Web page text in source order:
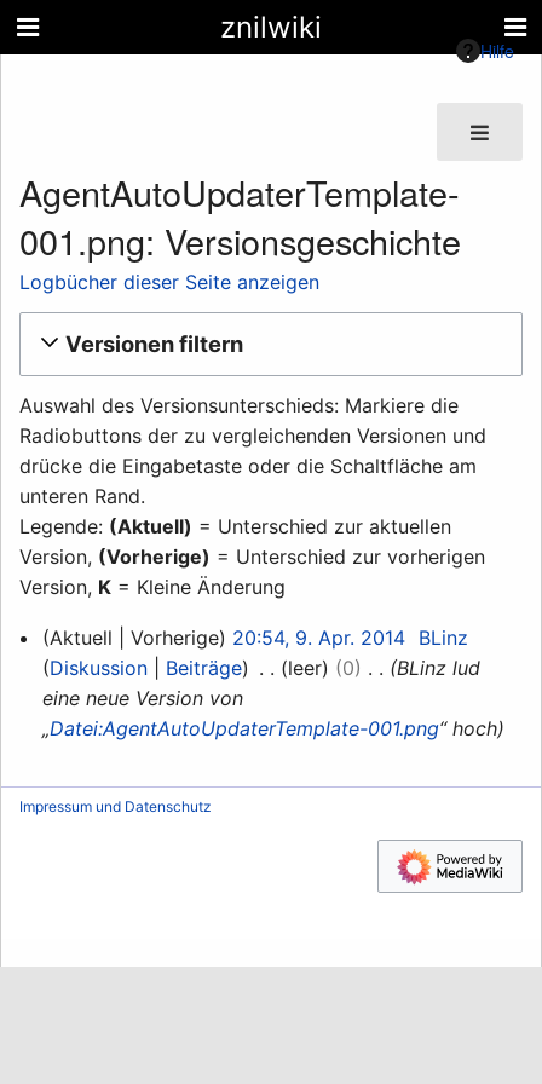
znilwiki
Hilfe
AgentAutoUpdaterTemplate-
001.png: Versionsgeschichte
Logbücher dieser Seite anzeigen
Versionen filtern
Auswahl des Versionsunterschieds: Markiere die
Radiobuttons der zu vergleichenden Versionen und
drücke die Eingabetaste oder die Schaltfläche am
unteren Rand.
Legende: (Aktuell) = Unterschied zur aktuellen
Version, (Vorherige) = Unterschied zur vorherigen
Version, K = Kleine Änderung
9.
April
2014
Aktuell Vorherige 20:54, 9. Apr. 2014
BLinz
Diskussion
Beiträge leer 0
BLinz lud
eine neue Version von
„Datei:AgentAutoUpdaterTemplate-001.png“ hoch
Impressum und Datenschutz